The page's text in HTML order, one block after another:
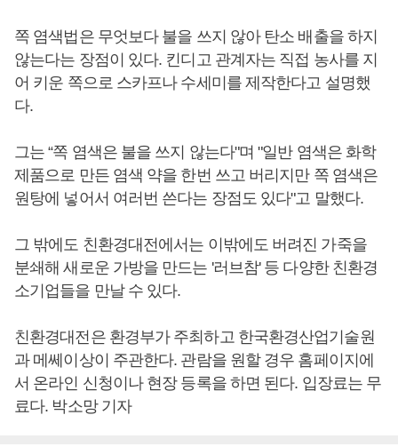
쪽 염색법은 무엇보다 불을 쓰지 않아 탄소 배출을 하지
않는다는 장점이 있다. 킨디고 관계자는 직접 농사를 지
어 키운 쪽으로 스카프나 수세미를 제작한다고 설명했
다.
그는 “쪽 염색은 불을 쓰지 않는다"며 "일반 염색은 화학
제품으로 만든 염색 약을 한번 쓰고 버리지만 쪽 염색은
원탕에 넣어서 여러번 쓴다는 장점도 있다"고 말했다.
그 밖에도 친환경대전에서는 이밖에도 버려진 가죽을
분쇄해 새로운 가방을 만드는 '러브참' 등 다양한 친환경
소기업들을 만날 수 있다.
친환경대전은 환경부가 주최하고 한국환경산업기술원
과 메쎄이상이 주관한다. 관람을 원할 경우 홈페이지에
서 온라인 신청이나 현장 등록을 하면 된다. 입장료는 무
료다. 박소망 기자